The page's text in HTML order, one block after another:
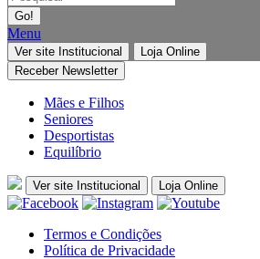
Menu
Ver site Institucional
Loja Online
Receber Newsletter
Mães e Filhos
Seniores
Desportistas
Equilíbrio
Ver site Institucional Loja Online
Termos e Condições
Política de Privacidade